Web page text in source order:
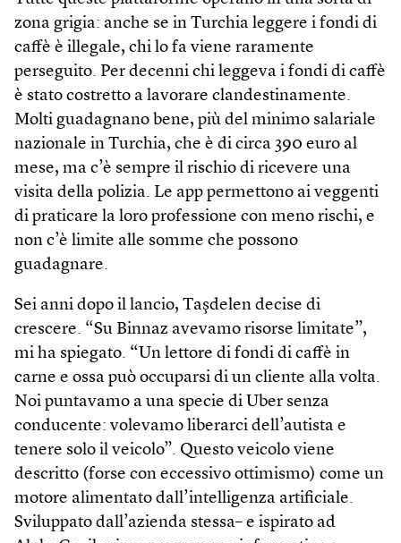
zona grigia: anche se in Turchia leggere i fondi di
caffè è illegale, chi lo fa viene raramente
perseguito. Per decenni chi leggeva i fondi di caffè
è stato costretto a lavorare clandestinamente.
Molti guadagnano bene, più del minimo salariale
nazionale in Turchia, che è di circa 390 euro al
mese, ma c’è sempre il rischio di ricevere una
visita della polizia. Le app permettono ai veggenti
di praticare la loro professione con meno rischi, e
non c’è limite alle somme che possono
guadagnare.
Sei anni dopo il lancio, Taşdelen decise di
crescere. “Su Binnaz avevamo risorse limitate”,
mi ha spiegato. “Un lettore di fondi di caffè in
carne e ossa può occuparsi di un cliente alla volta.
Noi puntavamo a una specie di Uber senza
conducente: volevamo liberarci dell’autista e
tenere solo il veicolo”. Questo veicolo viene
descritto (forse con eccessivo ottimismo) come un
motore alimentato dall’intelligenza artificiale.
Sviluppato dall’azienda stessa– e ispirato ad